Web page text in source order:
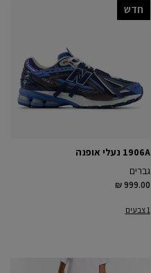
1906A נעלי אופנה
גברים
₪ 999.00
1 צבעים
חדש